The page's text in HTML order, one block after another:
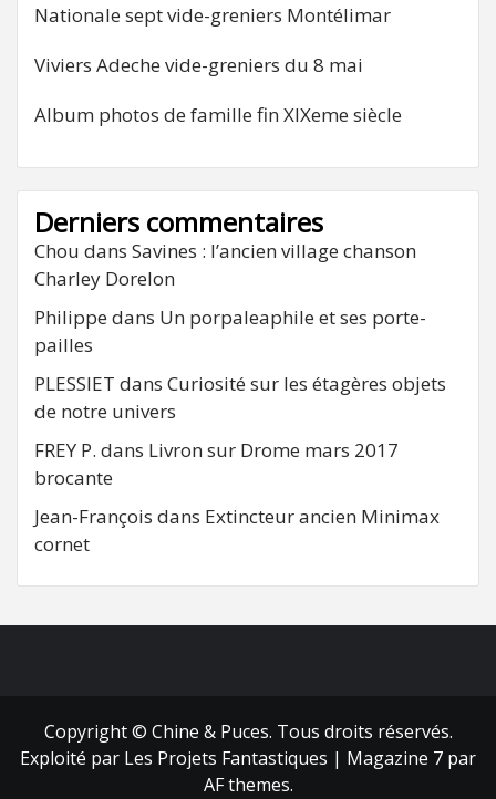
Nationale sept vide-greniers Montélimar
Viviers Adeche vide-greniers du 8 mai
Album photos de famille fin XIXeme siècle
Derniers commentaires
Chou dans Savines : l’ancien village chanson
Charley Dorelon
Philippe dans Un porpaleaphile et ses porte-
pailles
PLESSIET dans Curiosité sur les étagères objets
de notre univers
FREY P. dans Livron sur Drome mars 2017
brocante
Jean-François dans Extincteur ancien Minimax
cornet
Copyright © Chine & Puces. Tous droits réservés.
Exploité par Les Projets Fantastiques | Magazine 7 par
AF themes.